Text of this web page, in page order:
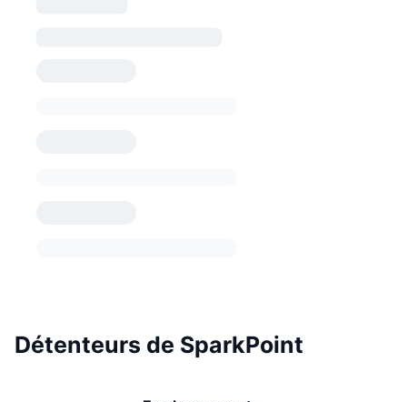
Détenteurs de SparkPoint